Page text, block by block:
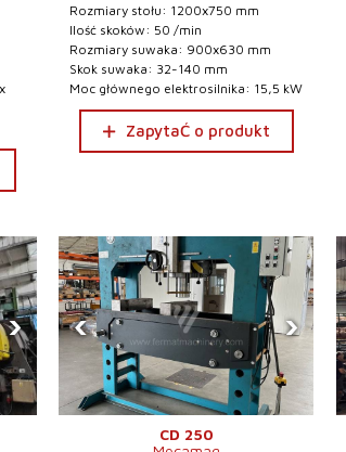
Rozmiary stołu: 1200x750 mm
Ilość skoków: 50 /min
Rozmiary suwaka: 900x630 mm
Skok suwaka: 32-140 mm
Moc głównego elektrosilnika: 15,5 kW
ZapytaĆ o produkt
› ‹ ›
CD 250